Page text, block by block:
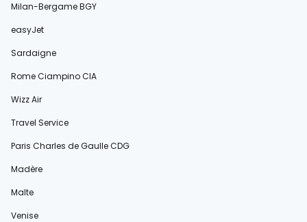
Milan-Bergame BGY
easyJet
Sardaigne
Rome Ciampino CIA
Wizz Air
Travel Service
Paris Charles de Gaulle CDG
Madère
Malte
Venise